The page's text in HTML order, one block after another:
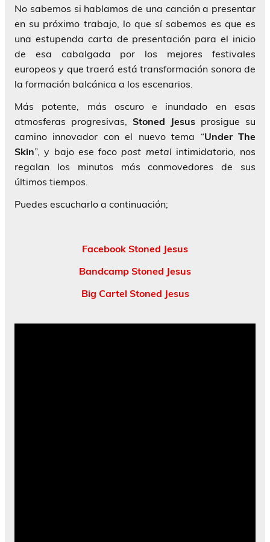
No sabemos si hablamos de una canción a presentar
en su próximo trabajo, lo que sí sabemos es que es
una estupenda carta de presentación para el inicio
de esa cabalgada por los mejores festivales
europeos y que traerá está transformación sonora de
la formación balcánica a los escenarios.
Más potente, más oscuro e inundado en esas
atmosferas progresivas, Stoned Jesus prosigue su
camino innovador con el nuevo tema “Under The
Skin”, y bajo ese foco post metalintimidatorio, nos
regalan los minutos más conmovedores de sus
últimos tiempos.
Puedes escucharlo a continuación;
Facebook Stoned Jesus
Bandcamp Stoned Jesus
Big Cartel Stoned Jesus